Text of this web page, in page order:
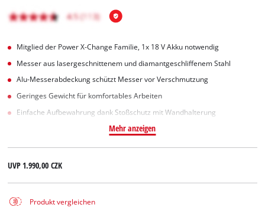
Mitglied der Power X-Change Familie, 1x 18 V Akku notwendig
Messer aus lasergeschnittenem und diamantgeschliffenem Stahl
Alu-Messerabdeckung schützt Messer vor Verschmutzung
Geringes Gewicht für komfortables Arbeiten
Einfache Aufbewahrung dank Stoßschutz mit Wandhalterung
Mehr anzeigen
UVP1.990,00 CZK
Produkt vergleichen